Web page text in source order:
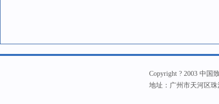
Copyright ? 2003 中国
地址：广州市天河区